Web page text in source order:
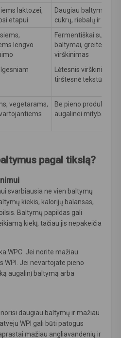
laktozei,
etapui
Daugiau baltymų,
cukrų, riebalų ir
lengvo
Fermentiškai
baltymai, greitesnis
virškinimas
Lėtesnis virškinimas,
tirštesnė tekstūra
vegetarams,
Be pieno produktų,
augalinei mitybai
pagal tikslą?
svarbiausia ne vien baltymų
kiekis, kalorijų balansas,
Baltymų papildas gali
kiekį, tačiau jis nepakeičia
WPC. Jei norite mažiau
WPI. Jei nevartojate pieno
augalinį baltymą arba
daugiau baltymų ir mažiau
WPI gali būti patogus
mažiau angliavandenių ir